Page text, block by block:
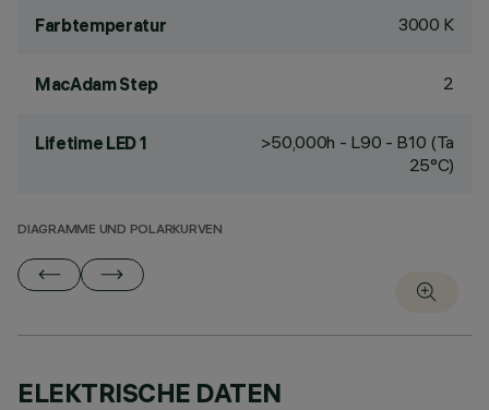
Farbtemperatur 3000 K
MacAdam Step 2
Lifetime LED 1
>50,000h - L90 - B10 (Ta
25°C)
DIAGRAMME UND POLARKURVEN
ELEKTRISCHE DATEN